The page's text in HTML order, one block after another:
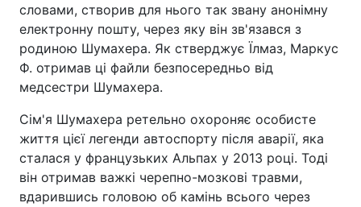
словами, створив для нього так звану анонімну
електронну пошту, через яку він зв'язався з
родиною Шумахера. Як стверджує Їлмаз, Маркус
Ф. отримав ці файли безпосередньо від
медсестри Шумахера.
Сім'я Шумахера ретельно охороняє особисте
життя цієї легенди автоспорту після аварії, яка
сталася у французьких Альпах у 2013 році. Тоді
він отримав важкі черепно-мозкові травми,
вдарившись головою об камінь всього через